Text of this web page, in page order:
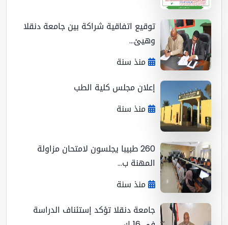
توقيع اتفاقية شراكة بين جامعة دنقلا
وهيئ...
منذ سنة
إعلان مجلس كلية الطب
منذ سنة
260 طبيبا يجلسون لامتحان مزاولة
المهنة ب...
منذ سنة
جامعة دنقلا تؤكد إستئناف الدراسة